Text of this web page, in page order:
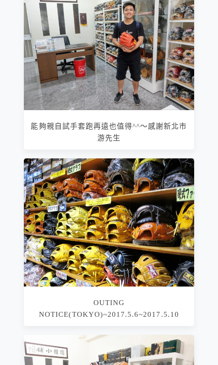
能夠親自試手套跑再遠也值得^^～感謝新北市
游先生
OUTING
NOTICE(TOKYO)~2017.5.6~2017.5.10